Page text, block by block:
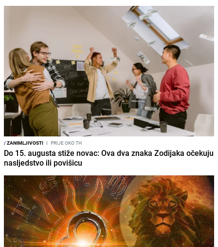
/ZANIMLJIVOSTI I PRIJE OKO 7H
Do 15. augusta stiže novac: Ova dva znaka Zodijaka očekuju
nasljedstvo ili povišicu